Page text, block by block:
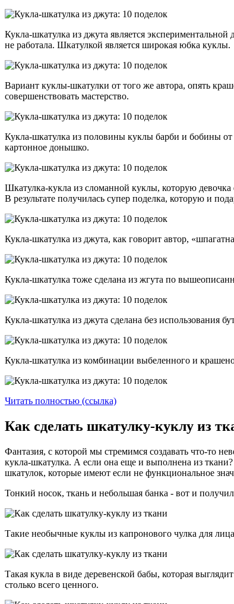
Кукла-шкатулка из джута является
не работала. Шкатулкой является широкая юбка куклы.
Вариант куклы-шкатулки от того же автора, опять
совершенствовать мастерство.
Кукла-шкатулка из половины куклы барби и бобины от
картонное донышко.
Шкатулка-кукла из сломанной куклы, которую
В результате получилась супер поделка, которую и
Кукла-шкатулка из джута, как говорит автор,
Кукла-шкатулка тоже сделана из жгута по
Кукла-шкатулка из джута сделана без использования
Кукла-шкатулка из комбинации выбеленного и
Читать полностью (ссылка)
Как сделать шкатулку-куклу из
Фантазия, с которой мы стремимся создавать что-то
кукла-шкатулка. А если она еще и выполнена из
шкатулок, которые имеют если не функциональное
Тонкий носок, ткань и небольшая банка - вот и
Такие необычные куклы из капронового чулка для
Такая кукла в виде деревенской бабы, которая
столько всего ценного.